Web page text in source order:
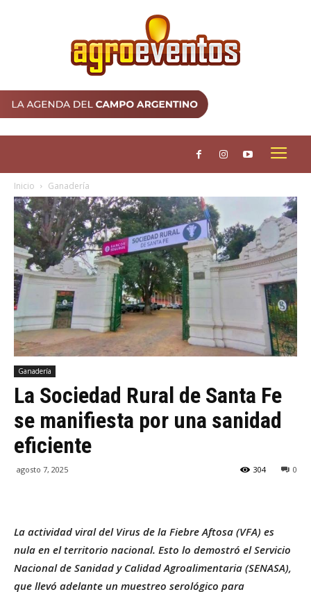
Inicio Ganadería
Ganadería
La Sociedad Rural de Santa Fe
se manifiesta por una sanidad
eficiente
agosto 7, 2025 0
304
La actividad viral del Virus de la Fiebre Aftosa (VFA) es
nula en el territorio nacional. Esto lo demostró el Servicio
Nacional de Sanidad y Calidad Agroalimentaria (SENASA),
que llevó adelante un muestreo serológico para